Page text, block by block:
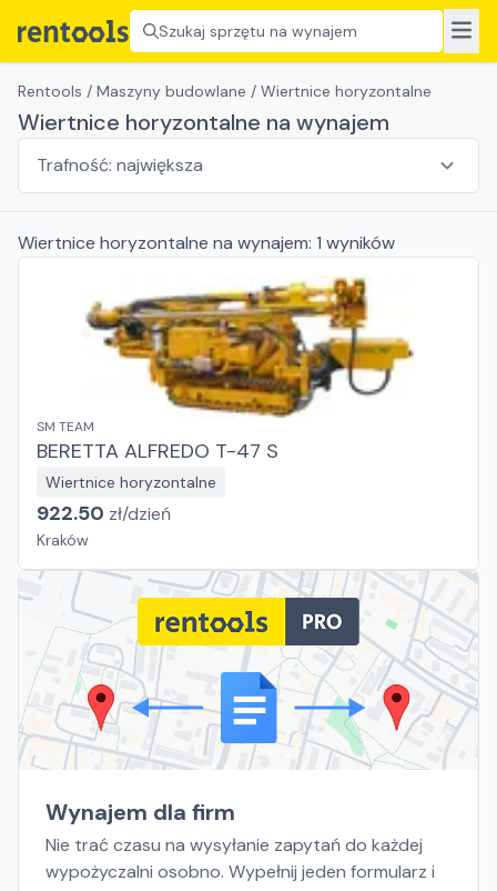
Szukaj sprzętu na wynajem
Rentools / Maszyny budowlane / Wiertnice horyzontalne
Wiertnice horyzontalne na wynajem
Wiertnice horyzontalne na wynajem: 1 wyników
SM TEAM
BERETTA ALFREDO T-47 S
Wiertnice horyzontalne
922.50 zł/dzień
Kraków
Wynajem dla firm
Nie trać czasu na wysyłanie zapytań do każdej
wypożyczalni osobno. Wypełnij jeden formularz i